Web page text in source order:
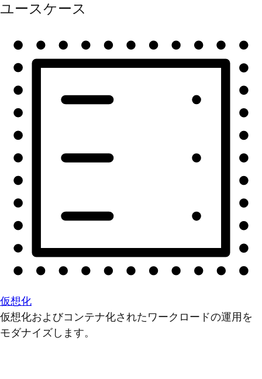
ユースケース
仮想化
仮想化およびコンテナ化されたワークロードの運用を
モダナイズします。